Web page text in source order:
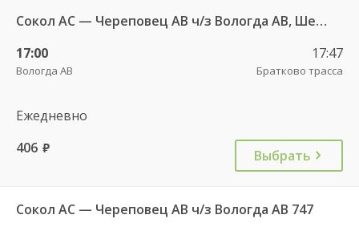
Сокол АС — Череповец АВ ч/з Вологда АВ, Шексна АC 747
17:00
Вологда АВ
17:47
Братково трасса
Ежедневно
406 руб. Выбрать
Сокол АС — Череповец АВ ч/з Вологда АВ 747